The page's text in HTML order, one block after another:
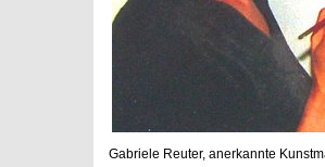
Gabriele Reuter, anerkannte